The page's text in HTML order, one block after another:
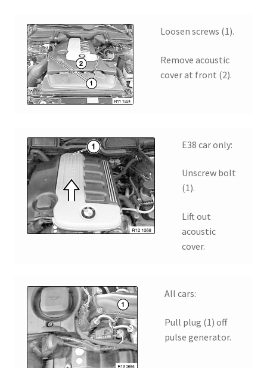
Loosen screws (1).
Remove acoustic
cover at front (2).
E38 car only:
Unscrew bolt
(1).
Lift out
acoustic
cover.
All cars:
Pull plug (1) off
pulse generator.